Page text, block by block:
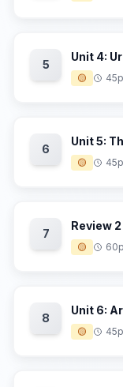
5
Unit 4:
🟡 45p
6
Unit 5:
🟡 45p
7
Review
🟡 60p
8
Unit 6:
🟡 45p